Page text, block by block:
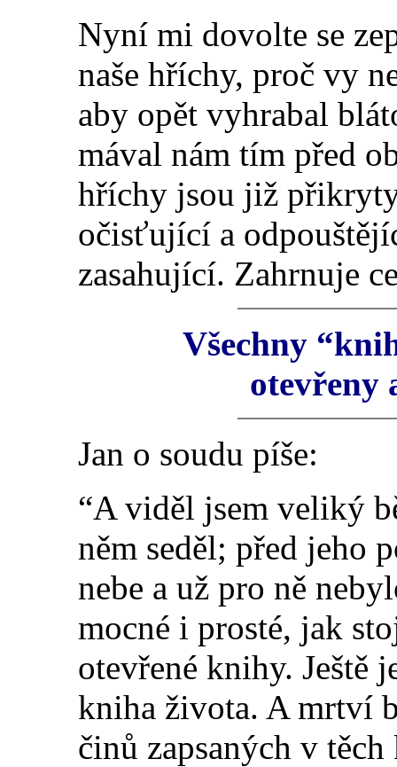
Nyní mi dovolte se
naše hříchy, proč vy
aby opět vyhrabal
mával nám tím před
hříchy jsou již
očisťující a
zasahující. Zahrnuje
Všechny
otevřeny
Jan o soudu píše:
“A viděl jsem veliký
něm seděl; před jeho
nebe a už pro ně
mocné i prosté, jak
otevřené knihy. Ještě
kniha života. A mrtví
činů zapsaných v